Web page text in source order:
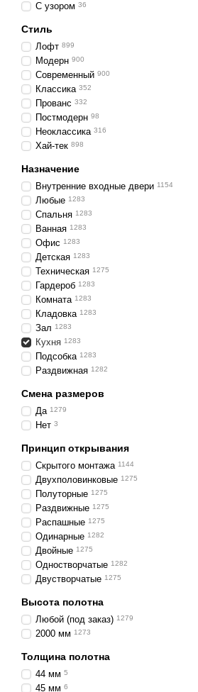
С узором 36
Стиль
Лофт 899
Модерн 900
Современный 900
Классика 352
Прованс 332
Постмодерн 98
Неоклассика 316
Хай-тек 898
Назначение
Внутренние входные двери 1154
Любые 1283
Спальня 1283
Ванная 1283
Офис 1283
Детская 1283
Техническая 1275
Гардероб 1283
Комната 1283
Кладовка 1283
Зал 1283
Кухня 1283
Подсобка 1283
Раздвижная 1282
Смена размеров
Да 1279
Нет 3
Принцип открывания
Скрытого монтажа 1144
Двухполовинковые 1275
Полуторные 1275
Раздвижные 1275
Распашные 1275
Одинарные 1282
Двойные 1275
Одностворчатые 1282
Двустворчатые 1275
Высота полотна
Любой (под заказ) 1279
2000 мм 1273
Толщина полотна
44 мм 5
45 мм 6